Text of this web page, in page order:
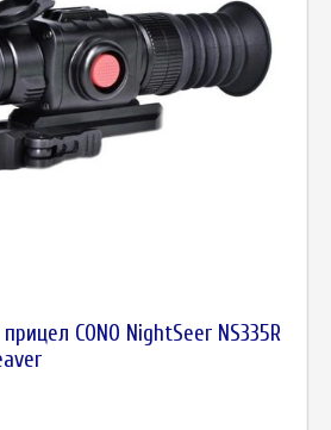
CONO NightSeer NS335R